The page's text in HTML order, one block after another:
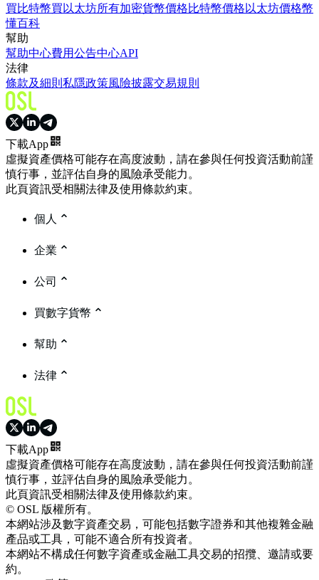
買比特幣買以太坊所有加密貨幣價格比特幣價格 以太坊價格幣
懂百科
幫助
幫助中心費用公告中心API
法律
條款及細則 私隱政策風險披露交易規則
下載App
虛擬資產價格可能存在高度波動，請在參與任何投資活動前謹
慎行事，並評估自身的風險承受能力。
此頁資訊受相關法律及使用條款約束。
個人
企業
公司
買數字貨幣
幫助
法律
下載App
虛擬資產價格可能存在高度波動，請在參與任何投資活動前謹
慎行事，並評估自身的風險承受能力。
此頁資訊受相關法律及使用條款約束。
© OSL 版權所有。
本網站涉及數字資產交易，可能包括數字證券和其他複雜金融
產品或工具，可能不適合所有投資者。
本網站不構成任何數字資產或金融工具交易的招攬、邀請或要
約。